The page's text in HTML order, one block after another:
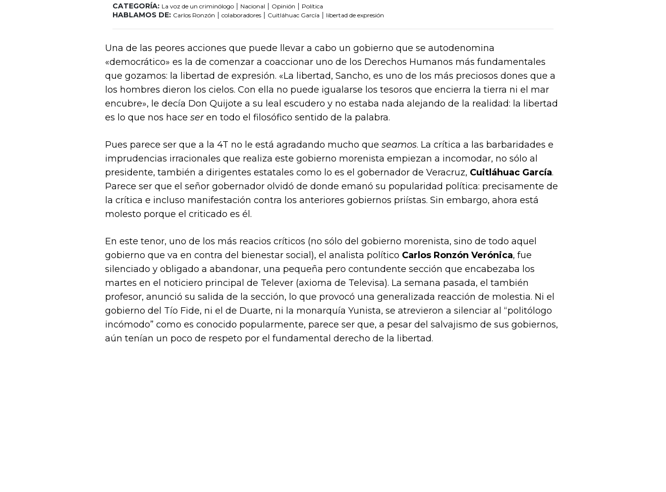
CATEGORÍA: La voz de un criminólogo | Nacional | Opinión | Política
HABLAMOS DE: Carlos Ronzón | colaboradores | Cuitláhuac García | libertad de expresión
Una de las peores acciones que puede llevar a cabo un gobierno que se autodenomina
«democrático» es la de comenzar a coaccionar uno de los Derechos Humanos más fundamentales
que gozamos: la libertad de expresión. «La libertad, Sancho, es uno de los más preciosos dones que a
los hombres dieron los cielos. Con ella no puede igualarse los tesoros que encierra la tierra ni el mar
encubre», le decía Don Quijote a su leal escudero y no estaba nada alejando de la realidad: la libertad
es lo que nos hace seren todo el filosófico sentido de la palabra.
Pues parece ser que a la 4T no le está agradando mucho que seamos. La crítica a las barbaridades e
imprudencias irracionales que realiza este gobierno morenista empiezan a incomodar, no sólo al
presidente, también a dirigentes estatales como lo es el gobernador de Veracruz, Cuitláhuac García.
Parece ser que el señor gobernador olvidó de donde emanó su popularidad política: precisamente de
la crítica e incluso manifestación contra los anteriores gobiernos priístas. Sin embargo, ahora está
molesto porque el criticado es él.
En este tenor, uno de los más reacios críticos (no sólo del gobierno morenista, sino de todo aquel
gobierno que va en contra del bienestar social), el analista político Carlos Ronzón Verónica, fue
silenciado y obligado a abandonar, una pequeña pero contundente sección que encabezaba los
martes en el noticiero principal de Telever (axioma de Televisa). La semana pasada, el también
profesor, anunció su salida de la sección, lo que provocó una generalizada reacción de molestia. Ni el
gobierno del Tío Fide, ni el de Duarte, ni la monarquía Yunista, se atrevieron a silenciar al “politólogo
incómodo” como es conocido popularmente, parece ser que, a pesar del salvajismo de sus gobiernos,
aún tenían un poco de respeto por el fundamental derecho de la libertad.